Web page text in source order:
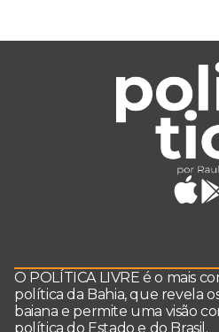
O POLÍTICA LIVRE é o mais
política da Bahia, que revela
baiana e permite uma visão
política do Estado e do Brasil.